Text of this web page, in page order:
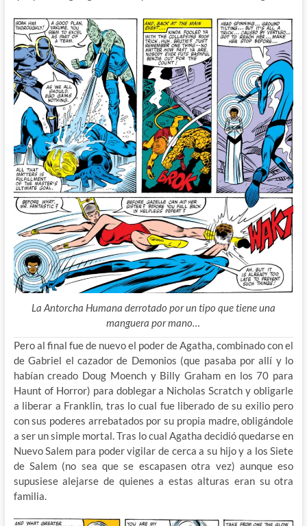
La Antorcha Humana derrotado por un tipo que tiene una
manguera por mano…
Pero al final fue de nuevo el poder de Agatha, combinado con el
de Gabriel el cazador de Demonios (que pasaba por allí y lo
habían creado Doug Moench y Billy Graham en los 70 para
Haunt of Horror) para doblegar a Nicholas Scratch y obligarle
a liberar a Franklin, tras lo cual fue liberado de su exilio pero
con sus poderes arrebatados por su propia madre, obligándole
a ser un simple mortal. Tras lo cual Agatha decidió quedarse en
Nuevo Salem para poder vigilar de cerca a su hijo y a los Siete
de Salem (no sea que se escapasen otra vez) aunque eso
supusiese alejarse de quienes a estas alturas eran su otra
familia.